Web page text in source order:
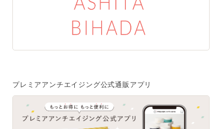
ベストコスメ受賞履歴
あしたの美肌 | 美容情報を発信・キレイをサポートするWe
プレミアアンチエイジング公式通販アプリ